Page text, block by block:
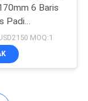
6 Baris
Padi
MOQ:1